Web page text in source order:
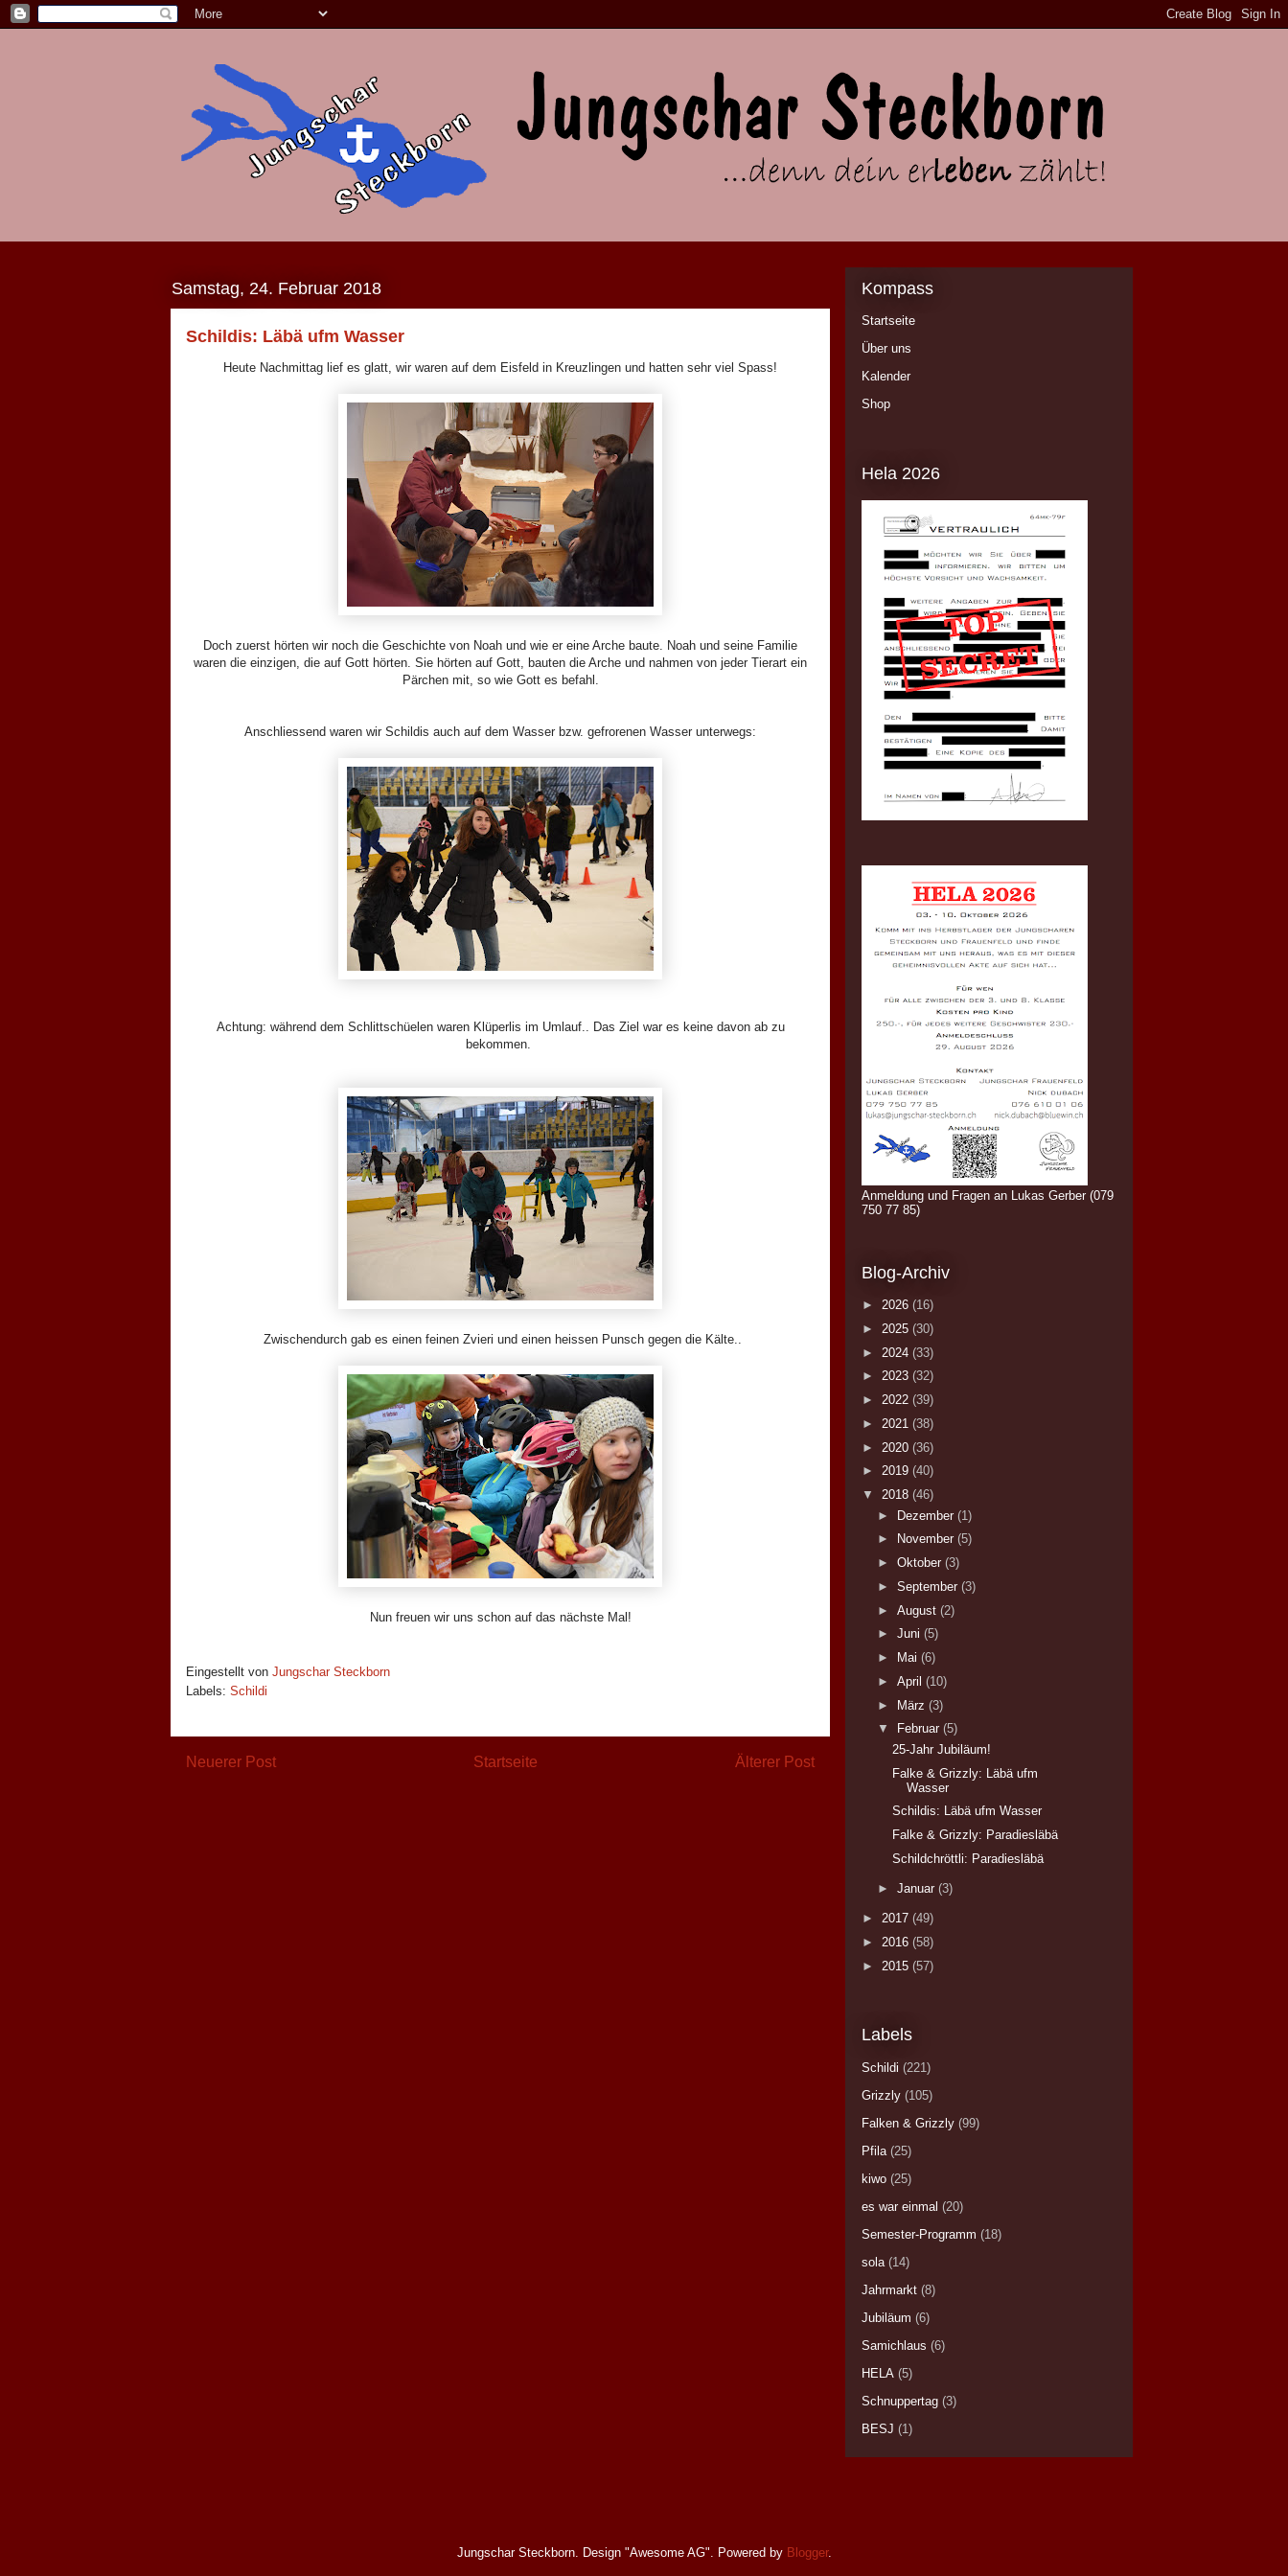
Samstag, 24. Februar 2018
Schildis: Läbä ufm Wasser
Heute Nachmittag lief es glatt, wir waren auf dem Eisfeld in Kreuzlingen und hatten sehr viel Spass!
Doch zuerst hörten wir noch die Geschichte von Noah und wie er eine Arche baute. Noah und seine Familie
waren die einzigen, die auf Gott hörten. Sie hörten auf Gott, bauten die Arche und nahmen von jeder Tierart ein
Pärchen mit, so wie Gott es befahl.
Anschliessend waren wir Schildis auch auf dem Wasser bzw. gefrorenen Wasser unterwegs:
Achtung: während dem Schlittschüelen waren Klüperlis im Umlauf.. Das Ziel war es keine davon ab zu
bekommen.
Zwischendurch gab es einen feinen Zvieri und einen heissen Punsch gegen die Kälte..
Nun freuen wir uns schon auf das nächste Mal!
Eingestellt von Jungschar Steckborn
Labels: Schildi
Neuerer Post Älterer Post
Startseite
Kompass
Startseite
Über uns
Kalender
Shop
Hela 2026
Anmeldung und Fragen an Lukas Gerber (079
750 77 85)
Blog-Archiv
► 2026 (16)
► 2025 (30)
► 2024 (33)
► 2023 (32)
► 2022 (39)
► 2021 (38)
► 2020 (36)
► 2019 (40)
▼ 2018 (46)
► Dezember (1)
►
November (5)
► Oktober (3)
► September (3)
► August (2)
► Juni (5)
►
Mai (6)
► April (10)
► März (3)
▼
Februar (5)
25-Jahr Jubiläum!
Falke & Grizzly: Läbä ufm
Wasser
Schildis: Läbä ufm Wasser
Falke & Grizzly: Paradiesläbä
Schildchröttli: Paradiesläbä
► Januar (3)
► 2017 (49)
► 2016 (58)
► 2015 (57)
Labels
Schildi (221)
Grizzly (105)
Falken & Grizzly (99)
Pfila (25)
kiwo (25)
es war einmal (20)
Semester-Programm (18)
sola (14)
Jahrmarkt (8)
Jubiläum (6)
Samichlaus (6)
HELA (5)
Schnuppertag (3)
BESJ (1)
Jungschar Steckborn. Design "Awesome AG". Powered by Blogger.